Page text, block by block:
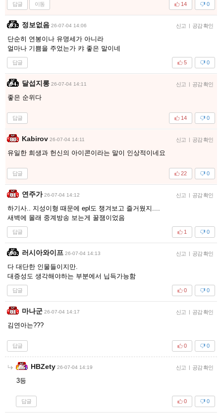
답글 이동 0
14
정보없음 26-07-04 14:06 신고 | 공감 확인
단순히 연봉이나 유명세가 아니라
얼마나 기쁨을 주었는가 캬 좋은 말이네
답글 0
5
달섭지롱 26-07-04 14:11 신고 | 공감 확인
좋은 순위다
답글 0
14
Kabirov 26-07-04 14:11 신고 | 공감 확인
유일한 희생과 헌신의 아이콘이라는 말이 인상적이네요
답글 0
22
연주가 26-07-04 14:12 신고 | 공감 확인
하기사.. 지성이형 때문에 epl도 챙겨보고 즐거웠지....
새벽에 몰래 중계방송 보는게 꿀잼이었음
답글 0
1
러시아와이프 26-07-04 14:13 신고 | 공감 확인
다 대단한 인물들이지만.
대증성도 생각해야하는 부분에서 닙득가능함
답글 0
0
마나군 26-07-04 14:17 신고 | 공감 확인
김연아는???
답글 0
0
HBZety 26-07-04 14:19 신고 | 공감 확인
3등
답글 0
0